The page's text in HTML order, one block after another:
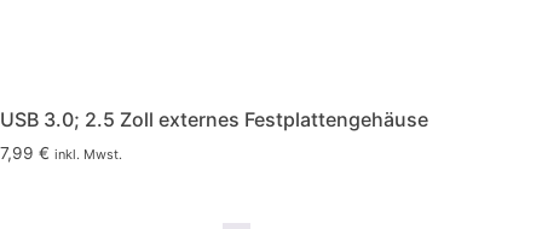
USB 3.0; 2.5 Zoll externes Festplattengehäuse
7,99 € inkl. Mwst.